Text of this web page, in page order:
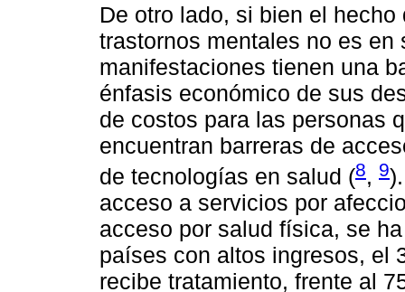
De otro lado, si bien el
trastornos mentales no es
manifestaciones tienen una
énfasis económico de sus
de costos para las personas
encuentran barreras de
de tecnologías en salud (8, 9
acceso a servicios por
acceso por salud física, se
países con altos ingresos, el
recibe tratamiento, frente al